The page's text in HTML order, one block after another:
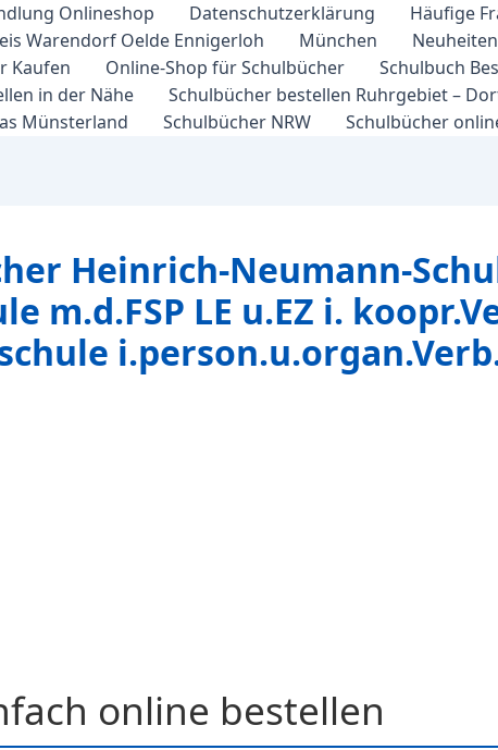
Onlineshop Datenschutzerklärung Häufige
Warendorf Oelde Ennigerloh München
Kaufen
Online-Shop für Schulbücher
Schulbuch
in der Nähe
Schulbücher bestellen Ruhrgebiet –
Münsterland
Schulbücher NRW Schulbücher
Heinrich-Neumann-
m.d.FSP LE u.EZ i.
online bestellen